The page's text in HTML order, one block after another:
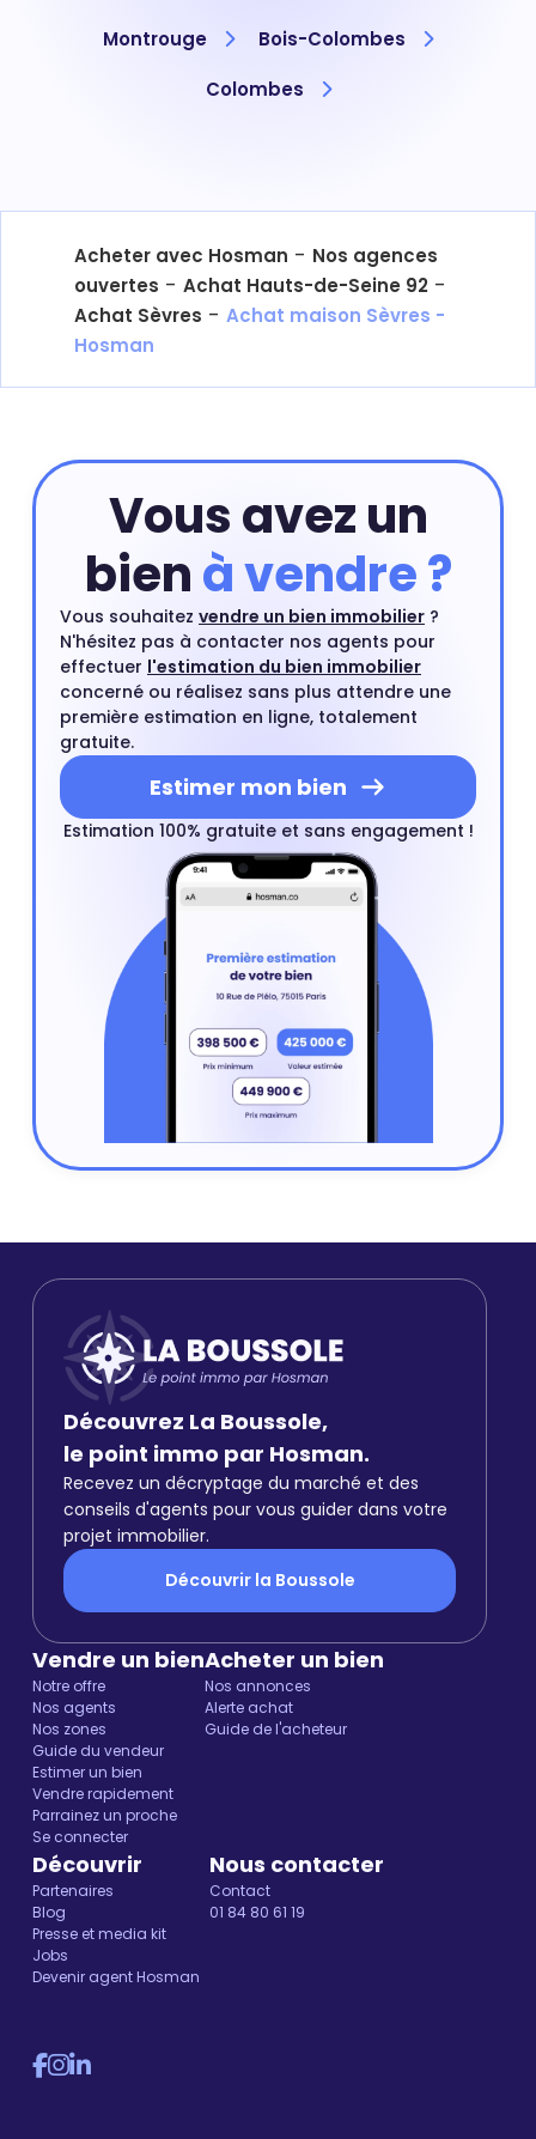
Montrouge
Bois-Colombes
Colombes
Acheter avec Hosman - Nos agences
ouvertes - Achat Hauts-de-Seine 92 -
Achat Sèvres - Achat maison Sèvres -
Hosman
Vous avez un
bienà vendre ?
Vous souhaitez vendre un bien immobilier ?
N'hésitez pas à contacter nos agents pour
effectuer l'estimation du bien immobilier
concerné ou réalisez sans plus attendre une
première estimation en ligne, totalement
gratuite.
Estimer mon bien
Estimation 100% gratuite et sans engagement !
Découvrez La Boussole,
le point immo par Hosman.
Recevez un décryptage du marché et des
conseils d'agents pour vous guider dans votre
projet immobilier.
Découvrir la Boussole
Vendre un bien
Notre offre
Nos agents
Nos zones
Guide du vendeur
Estimer un bien
Vendre rapidement
Parrainez un proche
Se connecter
Acheter un bien
Nos annonces
Alerte achat
Guide de l'acheteur
Découvrir
Partenaires
Blog
Presse et media kit
Jobs
Devenir agent Hosman
Nous contacter
Contact
01 84 80 61 19